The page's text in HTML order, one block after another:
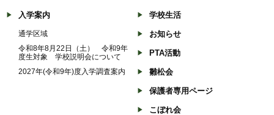
入学案内
通学区域
令和8年8月22日（土） 令和9年
度生対象 学校説明会について
2027年(令和9年)度入学調査案内
学校生活
お知らせ
PTA活動
雛松会
保護者専用ページ
こぼれ会